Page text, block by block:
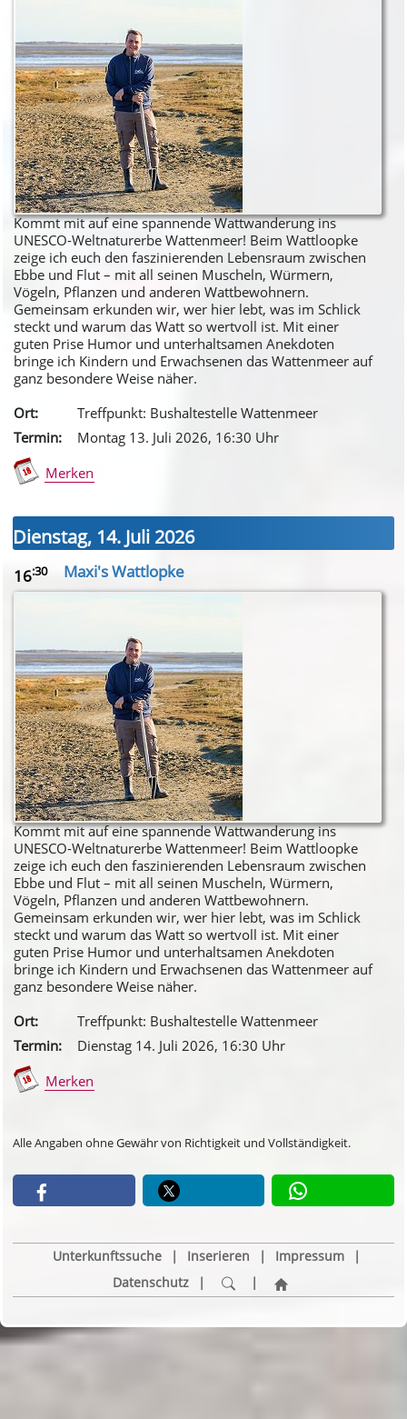
Kommt mit auf eine spannende Wattwanderung ins
UNESCO-Weltnaturerbe Wattenmeer! Beim Wattloopke
zeige ich euch den faszinierenden Lebensraum zwischen
Ebbe und Flut – mit all seinen Muscheln, Würmern,
Vögeln, Pflanzen und anderen Wattbewohnern.
Gemeinsam erkunden wir, wer hier lebt, was im Schlick
steckt und warum das Watt so wertvoll ist. Mit einer
guten Prise Humor und unterhaltsamen Anekdoten
bringe ich Kindern und Erwachsenen das Wattenmeer auf
ganz besondere Weise näher.
Ort:
Treffpunkt: Bushaltestelle Wattenmeer
Termin:
Montag 13. Juli 2026, 16:30 Uhr
Merken
Dienstag, 14. Juli 2026
16:30 Maxi's Wattlopke
Kommt mit auf eine spannende Wattwanderung ins
UNESCO-Weltnaturerbe Wattenmeer! Beim Wattloopke
zeige ich euch den faszinierenden Lebensraum zwischen
Ebbe und Flut – mit all seinen Muscheln, Würmern,
Vögeln, Pflanzen und anderen Wattbewohnern.
Gemeinsam erkunden wir, wer hier lebt, was im Schlick
steckt und warum das Watt so wertvoll ist. Mit einer
guten Prise Humor und unterhaltsamen Anekdoten
bringe ich Kindern und Erwachsenen das Wattenmeer auf
ganz besondere Weise näher.
Ort:
Treffpunkt: Bushaltestelle Wattenmeer
Termin:
Dienstag 14. Juli 2026, 16:30 Uhr
Merken
Alle Angaben ohne Gewähr von Richtigkeit und Vollständigkeit.
Unterkunftssuche | Inserieren | Impressum
|
Datenschutz
| |